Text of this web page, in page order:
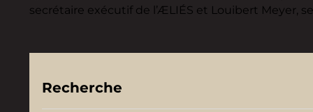
secrétaire exécutif de l’ÆLIÉS et Louibert Meyer,
Recherche